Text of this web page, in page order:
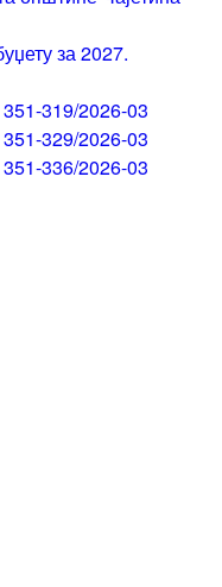
за 2027.
319/2026-03
329/2026-03
336/2026-03